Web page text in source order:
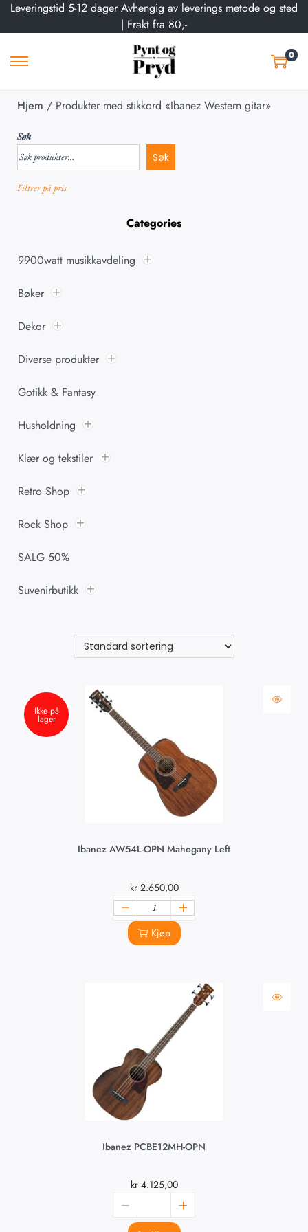
Leveringstid 5-12 dager Avhengig av leverings metode og sted
| Frakt fra 80,-
0
Hjem / Produkter med stikkord «Ibanez Western gitar»
Søk
Søk
Filtrer på pris
Categories
9900watt musikkavdeling
Bøker
Dekor
Diverse produkter
Gotikk & Fantasy
Husholdning
Klær og tekstiler
Retro Shop
Rock Shop
SALG 50%
Suvenirbutikk
Ikke på
lager
Ibanez AW54L-OPN Mahogany Left
kr2.650,00
Kjøp
Ibanez PCBE12MH-OPN
kr4.125,00